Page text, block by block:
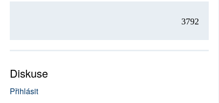
3792
Diskuse
Přihlásit